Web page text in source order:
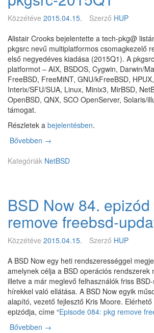
0
Közzétéve 2015.04.15. Szerző HUP
Alistair Crooks bejelentette a tech-pkg@
pkgsrc nevű multiplatformos csomagkezelő
első negyedéves kiadása (2015Q1). A
platformot – AIX, BSDOS, Cygwin, Darwin/
FreeBSD, FreeMiNT, GNU/kFreeBSD,
Interix/SFU/SUA, Linux, Minix3, MirBSD,
OpenBSD, QNX, SCO OpenServer, Solaris/
támogat.
Részletek a bejelentésben.
Bővebben p
g
-
2
0
5
1
→
Kategóriák NetBSD
BSD Now 84.
remove freebsd-
Közzétéve 2015.04.15. Szerző HUP
A BSD Now egy heti rendszerességgel
amelynek célja a BSD operációs rendszerek
illetve a már meglevő felhasználók friss
hírekkel való ellátása. A BSD Now egyik
alapító, vezető fejlesztő Kris Moore. Elérhető
epizódja, címe “Episode 084: pkg remove
Bővebben B
→